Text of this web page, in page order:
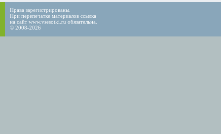
Права зарегистрированы.
При перепечатке материалов ссылка
на сайт www.vsesotki.ru обязательна.
© 2008-2026